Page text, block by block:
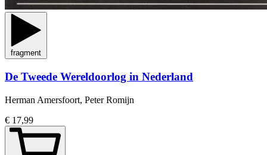
fragment
De Tweede Wereldoorlog in Nederland
Herman Amersfoort, Peter Romijn
€ 17,99